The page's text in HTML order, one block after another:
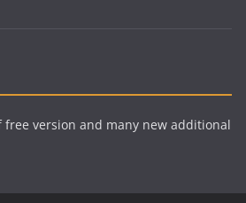
free version and many new additional